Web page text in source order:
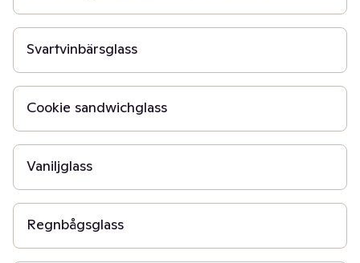
6 t
Svartvinbärsglass
6 t
Cookie sandwichglass
30 min
Vaniljglass
30 min
Regnbågsglass
5 min